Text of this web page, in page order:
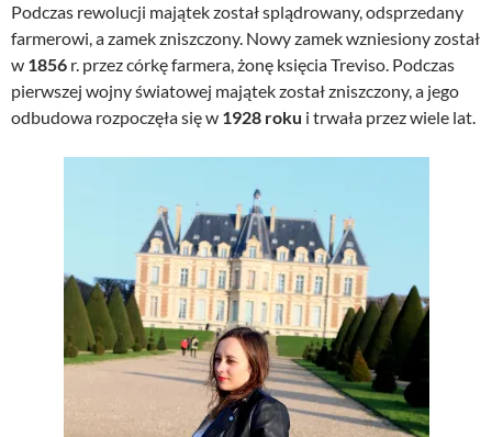
Podczas rewolucji majątek został splądrowany, odsprzedany
farmerowi, a zamek zniszczony. Nowy zamek wzniesiony został
w 1856 r. przez córkę farmera, żonę księcia Treviso. Podczas
pierwszej wojny światowej majątek został zniszczony, a jego
odbudowa rozpoczęła się w 1928 roku i trwała przez wiele lat.